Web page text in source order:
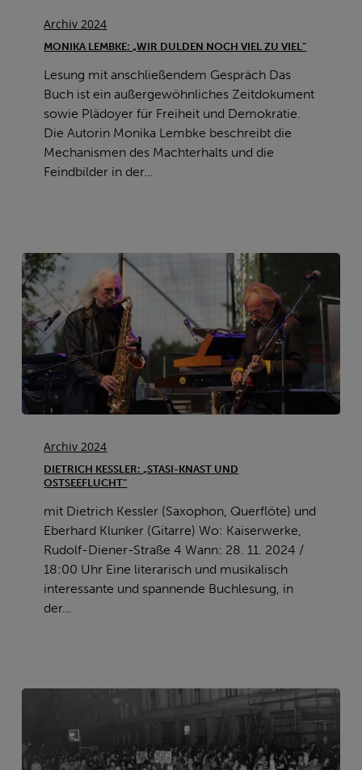
Lembke:
„Wir
noch
viel“
Archiv 2024
MONIKA LEMBKE: „WIR DULDEN NOCH VIEL ZU VIEL“
Lesung mit anschließendem Gespräch Das
Buch ist ein außergewöhnliches Zeitdokument
sowie Plädoyer für Freiheit und Demokratie.
Die Autorin Monika Lembke beschreibt die
Mechanismen des Machterhalts und die
Feindbilder in der…
Kessler:
„Stasi-
Knast
Ostseeflucht“
Archiv 2024
DIETRICH KESSLER: „STASI-KNAST UND
OSTSEEFLUCHT“
mit Dietrich Kessler (Saxophon, Querflöte) und
Eberhard Klunker (Gitarre) Wo: Kaiserwerke,
Rudolf-Diener-Straße 4 Wann: 28. 11. 2024 /
18:00 Uhr Eine literarisch und musikalisch
interessante und spannende Buchlesung, in
der…